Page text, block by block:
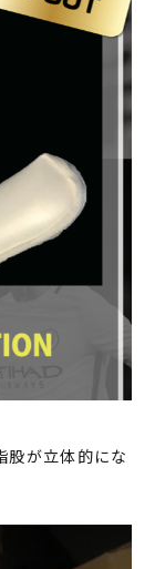
股が立体的にな